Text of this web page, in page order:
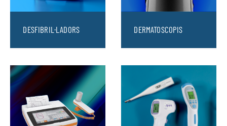
DESFIBRIL·LADORS DERMATOSCOPIS